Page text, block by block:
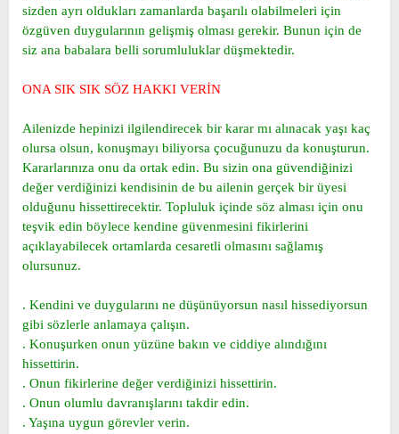
sizden ayrı oldukları zamanlarda başarılı olabilmeleri için
özgüven duygularının gelişmiş olması gerekir. Bunun için de
siz ana babalara belli sorumluluklar düşmektedir.
ONA SIK SIK SÖZ HAKKI VERİN
Ailenizde hepinizi ilgilendirecek bir karar mı alınacak yaşı kaç
olursa olsun, konuşmayı biliyorsa çocuğunuzu da konuşturun.
Kararlarınıza onu da ortak edin. Bu sizin ona güvendiğinizi
değer verdiğinizi kendisinin de bu ailenin gerçek bir üyesi
olduğunu hissettirecektir. Topluluk içinde söz alması için onu
teşvik edin böylece kendine güvenmesini fikirlerini
açıklayabilecek ortamlarda cesaretli olmasını sağlamış
olursunuz.
. Kendini ve duygularını ne düşünüyorsun nasıl hissediyorsun
gibi sözlerle anlamaya çalışın.
. Konuşurken onun yüzüne bakın ve ciddiye alındığını
hissettirin.
. Onun fikirlerine değer verdiğinizi hissettirin.
. Onun olumlu davranışlarını takdir edin.
. Yaşına uygun görevler verin.